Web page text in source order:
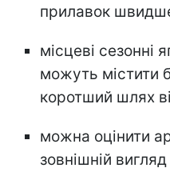
прилавок
місцеві сезонні
можуть містити
коротший шлях
можна оцінити
зовнішній вигляд